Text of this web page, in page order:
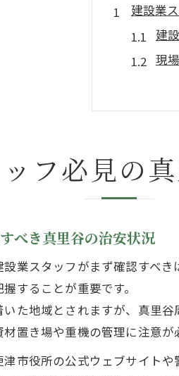
建設業
建
現
建
真
夜間や
建
住所や
建
現
フ必見の
べき真里谷の治安状況
業スタッフがまず確認すべ
することが重要です。
た地域とされますが、真里
置き場や重機の管理に注意が
市役所の公式ウェブサイト